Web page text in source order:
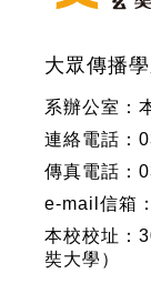
大眾傳播
系辦公室：
連絡電話：
傳真電話：
e-mail信箱
本校校址：
奘大學）